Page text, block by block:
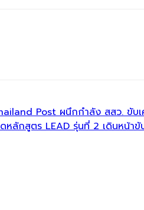
Post ผนึกกำลัง สสว. ขับเ
ดหลักสูตร LEAD รุ่นที่ 2 เดินหน้า